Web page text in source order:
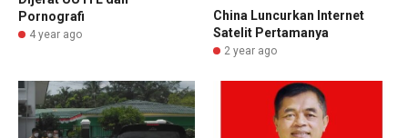
Pornografi
4 year ago
China Luncurkan Internet
Satelit Pertamanya
2 year ago